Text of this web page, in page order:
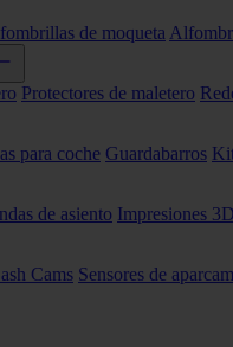
de moqueta
Protectores de maletero
para coche Guardabarros
de asiento Impresiones 3D
Cams Sensores de